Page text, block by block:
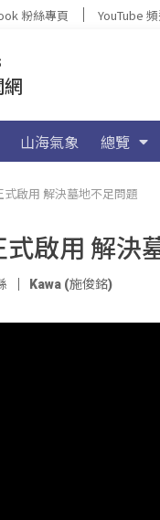
粉絲專頁 YouTube
山海氣象 總覽
式啟用 解決墓地不足問題
啟用 解決
Kawa (施俊銘)